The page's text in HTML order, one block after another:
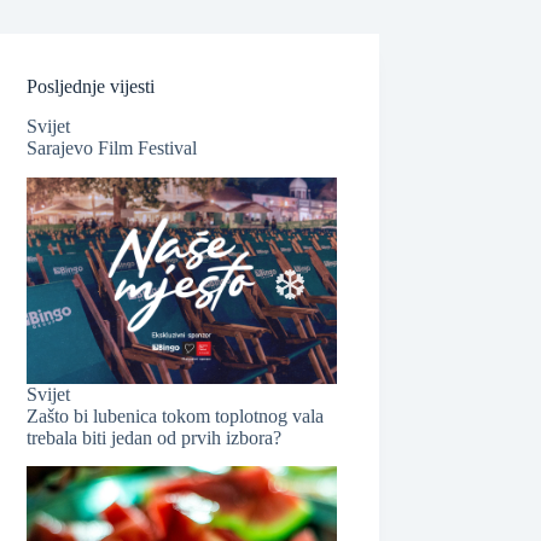
Posljednje vijesti
Svijet
Sarajevo Film Festival
Svijet
Zašto bi lubenica tokom toplotnog vala
trebala biti jedan od prvih izbora?